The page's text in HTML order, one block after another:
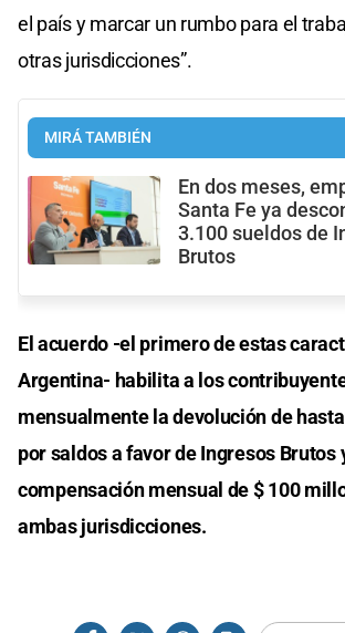
el país y marcar un rumbo para el
otras jurisdicciones”.
MIRÁ TAMBIÉN
En dos meses,
Santa Fe ya
3.100 sueldos de
Brutos
El acuerdo -el primero de estas
Argentina- habilita a los
mensualmente la devolución de
por saldos a favor de Ingresos Brutos
compensación mensual de $ 100
ambas jurisdicciones.